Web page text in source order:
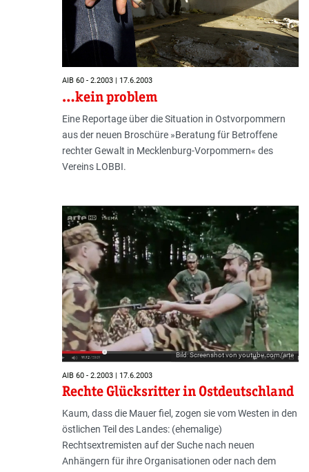
AIB 60 - 2.2003 | 17.6.2003
…kein problem
Eine Reportage über die Situation in Ostvorpommern
aus der neuen Broschüre »Beratung für Betroffene
rechter Gewalt in Mecklenburg-Vorpommern« des
Vereins LOBBI.
Bild: Screenshot von youtube.com/arte
AIB 60 - 2.2003 | 17.6.2003
Rechte Glücksritter in Ostdeutschland
Kaum, dass die Mauer fiel, zogen sie vom Westen in den
östlichen Teil des Landes: (ehemalige)
Rechtsextremisten auf der Suche nach neuen
Anhängern für ihre Organisationen oder nach dem